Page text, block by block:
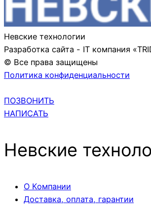
Невские технологии
Разработка сайта - IT компания
© Все права защищены
Политика конфиденциальности
ПОЗВОНИТЬ
НАПИСАТЬ
Невские
О Компании
Доставка, оплата, гарантии